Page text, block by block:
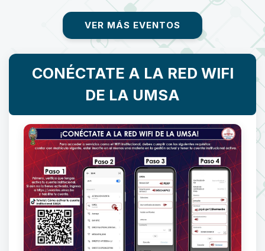
VER MÁS EVENTOS
CONÉCTATE A LA RED WIFI
DE LA UMSA